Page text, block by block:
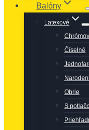
Balóny
Latexové
Číselné
Obrie
S